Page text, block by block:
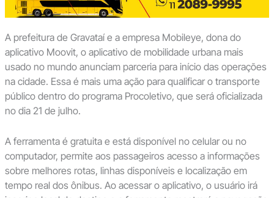
A prefeitura de Gravataí e a empresa Mobileye, dona do
aplicativo Moovit, o aplicativo de mobilidade urbana mais
usado no mundo anunciam parceria para início das operações
na cidade. Essa é mais uma ação para qualificar o transporte
público dentro do programa Procoletivo, que será oficializada
no dia 21 de julho.
A ferramenta é gratuita e está disponível no celular ou no
computador, permite aos passageiros acesso a informações
sobre melhores rotas, linhas disponíveis e localização em
tempo real dos ônibus. Ao acessar o aplicativo, o usuário irá